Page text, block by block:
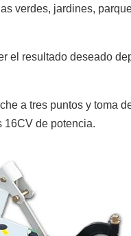
verdes, jardines,
el resultado deseado
a tres puntos y toma
16CV de potencia.